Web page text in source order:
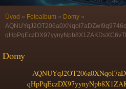
Úvod » Fotoalbum » Domy »
Domy